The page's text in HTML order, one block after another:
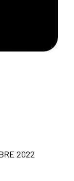
2022